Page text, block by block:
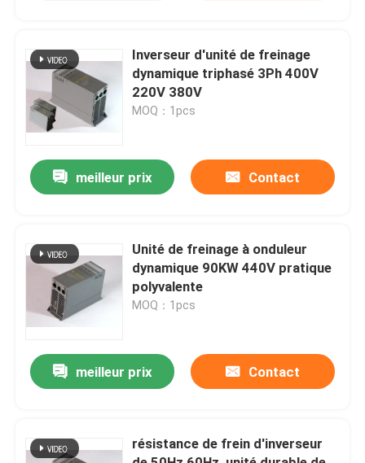
Vidéos
Visite d'usine
Contrôle de la qualité
Demande de soumission
Inverseur variable de fréquence
Inverseur triphasé
Inverseur d'unité de freinage
dynamique triphasé 3Ph 400V
220V 380V
MOQ：1pcs
meilleur prix Contact
Unité de freinage à onduleur
dynamique 90KW 440V pratique
polyvalente
MOQ：1pcs
meilleur prix Contact
résistance de frein d'inverseur